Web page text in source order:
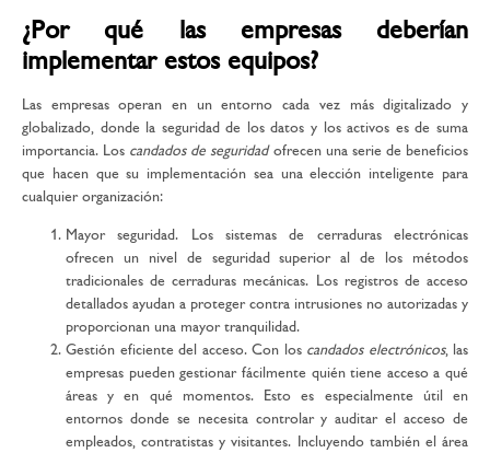
¿Por qué las empresas deberían
implementar estos equipos?
Las empresas operan en un entorno cada vez más digitalizado y
globalizado, donde la seguridad de los datos y los activos es de suma
importancia. Los candados de seguridadofrecen una serie de beneficios
que hacen que su implementación sea una elección inteligente para
cualquier organización:
Mayor seguridad. Los sistemas de cerraduras electrónicas
ofrecen un nivel de seguridad superior al de los métodos
tradicionales de cerraduras mecánicas. Los registros de acceso
detallados ayudan a proteger contra intrusiones no autorizadas y
proporcionan una mayor tranquilidad.
Gestión eficiente del acceso.Con los candados electrónicos, las
empresas pueden gestionar fácilmente quién tiene acceso a qué
áreas y en qué momentos. Esto es especialmente útil en
entornos donde se necesita controlar y auditar el acceso de
empleados, contratistas y visitantes. Incluyendo también el área